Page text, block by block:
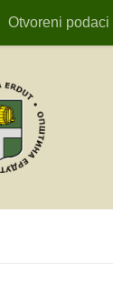
Otvoreni podaci